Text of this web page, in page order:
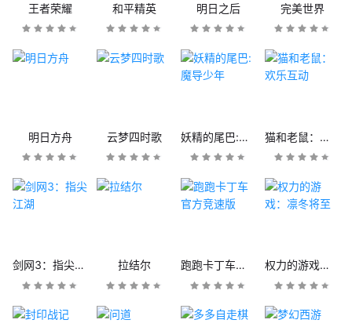
王者荣耀 和平精英 明日之后 完美世界
明日方舟 云梦四时歌 妖精的尾巴:魔导少年 猫和老鼠：欢乐互动
剑网3：指尖江湖 拉结尔 跑跑卡丁车官方竞速版 权力的游戏：凛冬将至